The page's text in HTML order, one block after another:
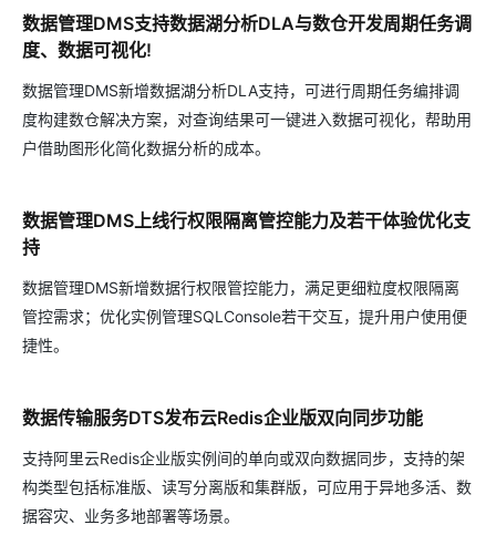
数据管理DMS支持数据湖分析DLA与数仓开发周期任务调
度、数据可视化!
数据管理DMS新增数据湖分析DLA支持，可进行周期任务编排调
度构建数仓解决方案，对查询结果可一键进入数据可视化，帮助用
户借助图形化简化数据分析的成本。
数据管理DMS上线行权限隔离管控能力及若干体验优化支
持
数据管理DMS新增数据行权限管控能力，满足更细粒度权限隔离
管控需求；优化实例管理SQLConsole若干交互，提升用户使用便
捷性。
数据传输服务DTS发布云Redis企业版双向同步功能
支持阿里云Redis企业版实例间的单向或双向数据同步，支持的架
构类型包括标准版、读写分离版和集群版，可应用于异地多活、数
据容灾、业务多地部署等场景。